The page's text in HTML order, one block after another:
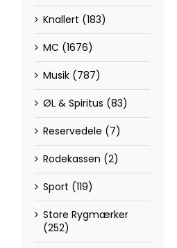
Knallert (183)
MC (1676)
Musik (787)
ØL & Spiritus (83)
Reservedele (7)
Rodekassen (2)
Sport (119)
Store Rygmærker
(252)